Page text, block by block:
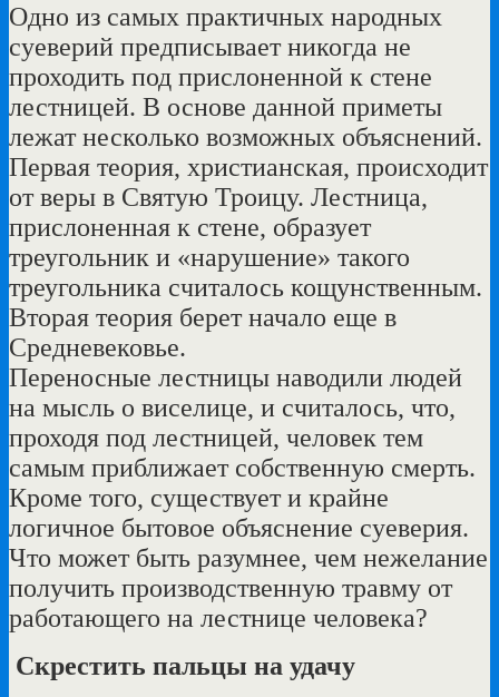
Одно из самых практичных народных
суеверий предписывает никогда не
проходить под прислоненной к стене
лестницей. В основе данной приметы
лежат несколько возможных объяснений.
Первая теория, христианская, происходит
от веры в Святую Троицу. Лестница,
прислоненная к стене, образует
треугольник и «нарушение» такого
треугольника считалось кощунственным.
Вторая теория берет начало еще в
Средневековье.
Переносные лестницы наводили людей
на мысль о виселице, и считалось, что,
проходя под лестницей, человек тем
самым приближает собственную смерть.
Кроме того, существует и крайне
логичное бытовое объяснение суеверия.
Что может быть разумнее, чем нежелание
получить производственную травму от
работающего на лестнице человека?
Скрестить пальцы на удачу